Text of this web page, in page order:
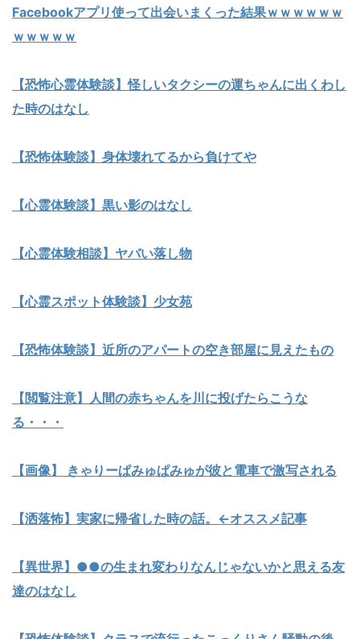
Facebookアプリ使って出会いまくった結果ｗｗｗｗｗｗ
ｗｗｗｗｗ
【恐怖心霊体験談】怪しいタクシーの運ちゃんに出くわし
た時のはなし
【恐怖体験談】身体壊れてるから負けてや
【心霊体験談】黒い影のはなし
【心霊体験相談】ヤバい落し物
【心霊スポット体験談】少女苑
【恐怖体験談】近所のアパートの空き部屋に見えたもの
【閲覧注意】人間の赤ちゃんを川に投げたらこうな
る・・・
【画像】 きゃりーぱみゅぱみゅが彼と電車で激写される
【洒落怖】実家に帰省した時の話。←オススメ記事
【異世界】●●の生まれ変わりなんじゃないかと思える友
達のはなし